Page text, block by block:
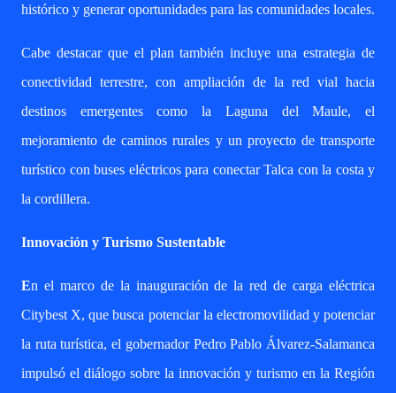
histórico y generar oportunidades para las comunidades locales.
Cabe destacar que el plan también incluye una estrategia de
conectividad terrestre, con ampliación de la red vial hacia
destinos emergentes como la Laguna del Maule, el
mejoramiento de caminos rurales y un proyecto de transporte
turístico con buses eléctricos para conectar Talca con la costa y
la cordillera.
Innovación y Turismo Sustentable
En el marco de la inauguración de la red de carga eléctrica
Citybest X, que busca potenciar la electromovilidad y potenciar
la ruta turística, el gobernador Pedro Pablo Álvarez-Salamanca
impulsó el diálogo sobre la innovación y turismo en la Región